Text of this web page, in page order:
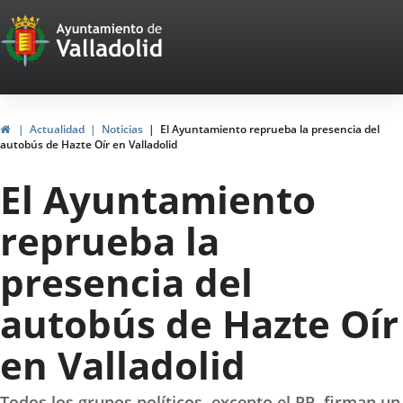
Portal
Web
del
Ayuntamiento
de
Valladolid
HomeActualidad Noticias
El Ayuntamiento reprueba la presencia del
autobús de Hazte Oír en Valladolid
El Ayuntamiento
reprueba la
presencia del
autobús de Hazte Oír
en Valladolid